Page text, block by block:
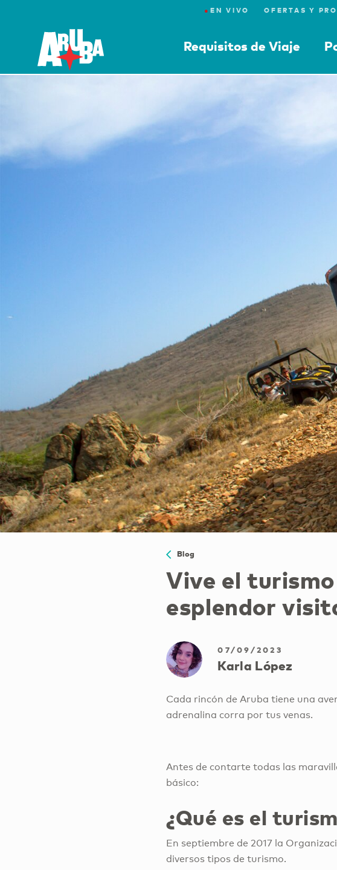
● EN VIVO OFERTAS Y
Requisitos de Viaje
Blog
Vive el
esplendor
07/09/2023
Karla López
Cada rincón de Aruba tiene una
adrenalina corra por tus venas.
Antes de contarte todas las
básico:
¿Qué es el
En septiembre de 2017 la
diversos tipos de turismo.